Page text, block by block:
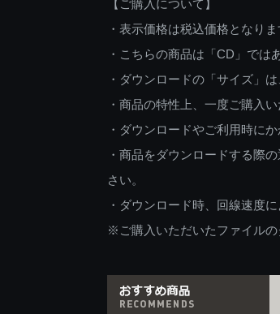
【ご購入について】
・表示価格は税込価格となりま
・こちらの商品は「CD」では
・ダウンロードの「サイズ」
・商品の特性上、一度ご購入
・ダウンロードやご利用時に
・商品をダウンロードする際
さい。
・ダウンロード時、回線速度
※ご購入いただいたファイルの